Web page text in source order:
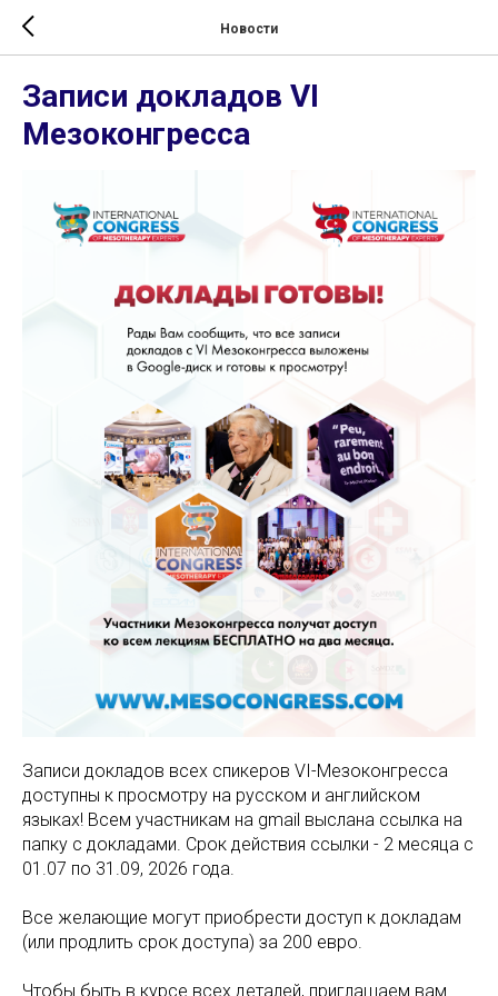
Новости
Записи докладов VI
Мезоконгресса
Записи докладов всех спикеров VI-Мезоконгресса
доступны к просмотру на русском и английском
языках! Всем участникам на gmail выслана ссылка на
папку с докладами. Срок действия ссылки - 2 месяца с
01.07 по 31.09, 2026 года.
Все желающие могут приобрести доступ к докладам
(или продлить срок доступа) за 200 евро.
Чтобы быть в курсе всех деталей, приглашаем вам